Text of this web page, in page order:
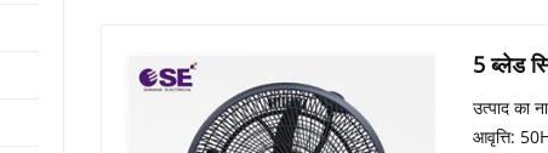
5 ब्लेड
उत्पाद का
आवृत्ति: